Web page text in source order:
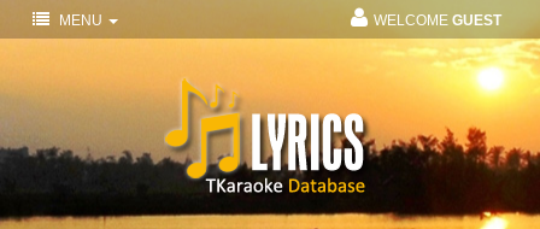
MENU WELCOME GUEST